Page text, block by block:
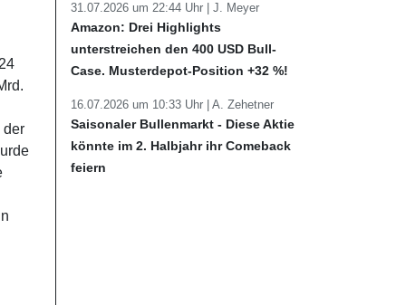
der
31.07.2026 um 22:44 Uhr | J. Meyer
Amazon: Drei Highlights
unterstreichen den 400 USD Bull-
Case. Musterdepot-Position +32 %!
16.07.2026 um 10:33 Uhr | A. Zehetner
Saisonaler Bullenmarkt - Diese Aktie
könnte im 2. Halbjahr ihr Comeback
feiern